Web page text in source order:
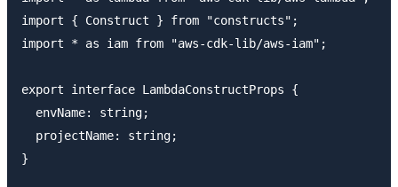
import { Construct } from "constructs";
import * as iam from "aws-cdk-lib/aws-iam";
export interface LambdaConstructProps {
  envName: string;
  projectName: string;
}